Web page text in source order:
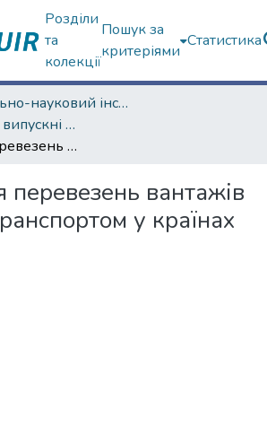
Розділи
та
колекції
Пошук за
критеріями
Статистика
Навчально-науковий інститут "Каразінський інститут міжнародних відносин та туристичного бізнесу"
Кваліфікаційні випускні роботи бакалаврів. Навчально-науковий інститут "Каразінський інститут міжнародних відносин та туристичного бізнесу"
Організація перевезень вантажів морським транспортом у країнах ЄС
перевезень вантажів
у країнах